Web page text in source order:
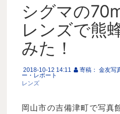
シグマの
レンズで熊
みた！
2018-10-12 14:11 寄稿： 金友写
ー・レポート
レンズ
岡山市の吉備津町で写真